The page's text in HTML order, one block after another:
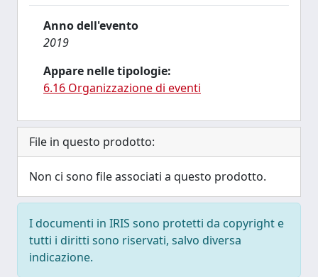
Anno dell'evento
2019
Appare nelle tipologie:
6.16 Organizzazione di eventi
File in questo prodotto:
Non ci sono file associati a questo prodotto.
I documenti in IRIS sono protetti da copyright e
tutti i diritti sono riservati, salvo diversa
indicazione.